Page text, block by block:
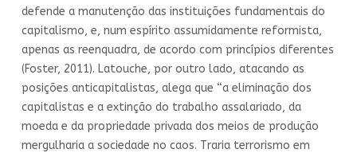
defende a manutenção das instituições fundamentais do
capitalismo, e, num espírito assumidamente reformista,
apenas as reenquadra, de acordo com princípios diferentes
(Foster, 2011). Latouche, por outro lado, atacando as
posições anticapitalistas, alega que “a eliminação dos
capitalistas e a extinção do trabalho assalariado, da
moeda e da propriedade privada dos meios de produção
mergulharia a sociedade no caos. Traria terrorismo em